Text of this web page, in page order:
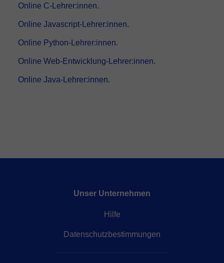
Online C-Lehrer:innen.
Online Javascript-Lehrer:innen.
Online Python-Lehrer:innen.
Online Web-Entwicklung-Lehrer:innen.
Online Java-Lehrer:innen.
Unser Unternehmen
Hilfe
Datenschutzbestimmungen